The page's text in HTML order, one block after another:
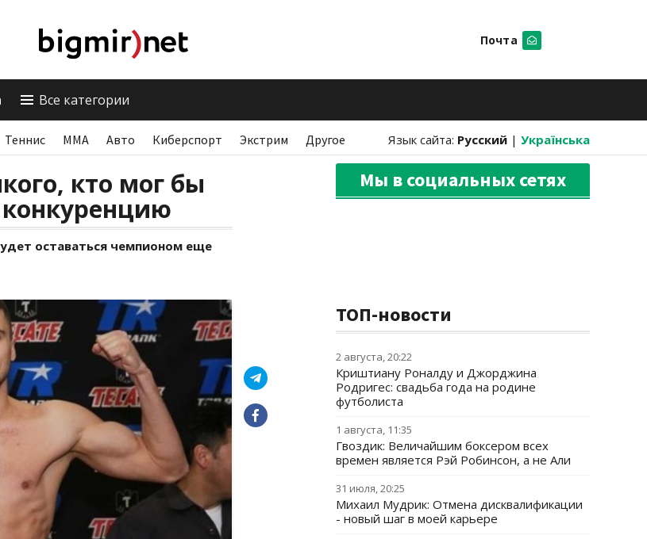
Почта
Все категории
Теннис ММА Авто Киберспорт Экстрим Другое Язык сайта: Русский | Українська
кто мог бы
оставаться чемпионом еще
Мы в социальных сетях
ТОП-новости
2 августа, 20:22
Криштиану Роналду и Джорджина
Родригес: свадьба года на родине
футболиста
1 августа, 11:35
Гвоздик: Величайшим боксером всех
времен является Рэй Робинсон, а не Али
31 июля, 20:25
Михаил Мудрик: Отмена дисквалификации
- новый шаг в моей карьере